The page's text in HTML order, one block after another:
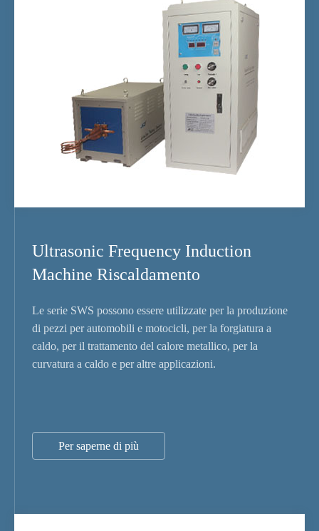
Ultrasonic Frequency Induction
Machine Riscaldamento
Le serie SWS possono essere utilizzate per la produzione
di pezzi per automobili e motocicli, per la forgiatura a
caldo, per il trattamento del calore metallico, per la
curvatura a caldo e per altre applicazioni.
Per saperne di più